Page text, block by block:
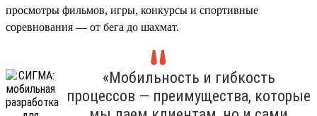
просмотры фильмов, игры, конкурсы и спортивные
соревнования — от бега до шахмат.
«Мобильность и гибкость
процессов — преимущества, которые